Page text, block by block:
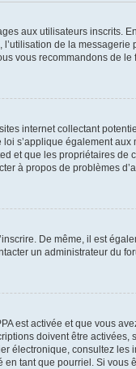
aux utilisateurs inscrits.
de la
vous recommandons de le
internet collectant
s’applique également
et que les propriétaires de
à propos de problèmes
De même, il est
un administrateur du
est activée et que vous
doivent être activées,
électronique, consultez les
tant que pourriel. Si vous